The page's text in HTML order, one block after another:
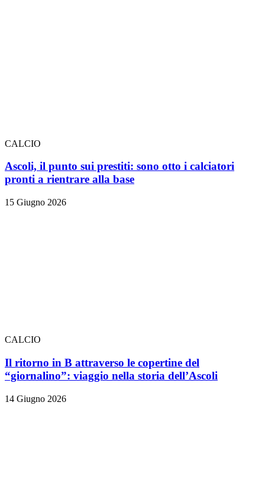
CALCIO
Ascoli, il punto sui prestiti: sono otto i calciatori
pronti a rientrare alla base
15 Giugno 2026
CALCIO
Il ritorno in B attraverso le copertine del
“giornalino”: viaggio nella storia dell’Ascoli
14 Giugno 2026